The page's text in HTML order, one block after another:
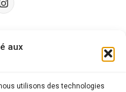
aux
utilisons des technologies